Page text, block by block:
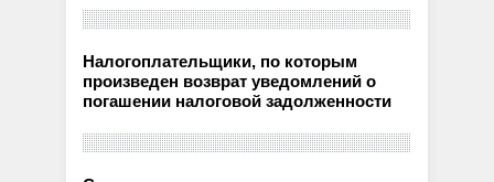
Налогоплательщики, по которым
произведен возврат уведомлений о
погашении налоговой задолженности